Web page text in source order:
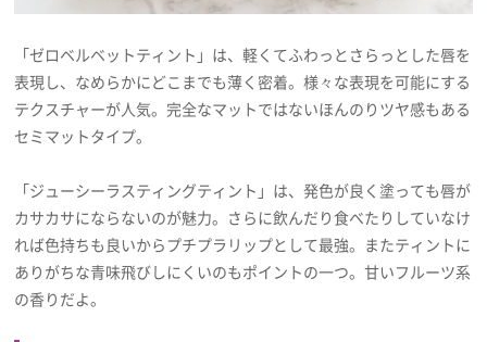
「ゼロベルベットティント」は、軽くてふわっとさらっとした唇を
表現し、なめらかにどこまでも薄く密着。様々な表現を可能にする
テクスチャーが人気。完全なマットではないほんのりツヤ感もある
セミマットタイプ。
「ジューシーラスティングティント」は、発色が良く塗っても唇が
カサカサにならないのが魅力。さらに飲んだり食べたりしていなけ
れば色持ちも良いからプチプラリップとして最強。またティントに
ありがちな青味飛びしにくいのもポイントの一つ。甘いフルーツ系
の香りだよ。